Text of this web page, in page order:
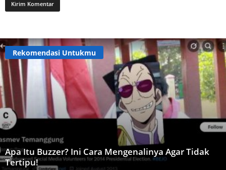
Rekomendasi Untukmu
Apa Itu Buzzer? Ini Cara Mengenalinya Agar Tidak
Tertipu!